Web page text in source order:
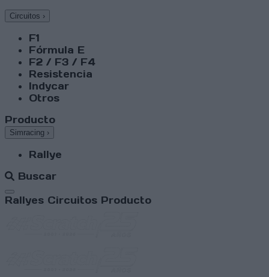
Circuitos ›
F1
Fórmula E
F2 / F3 / F4
Resistencia
Indycar
Otros
Producto
Simracing ›
Rallye
Buscar
Abrir menú
Rallyes Circuitos Producto